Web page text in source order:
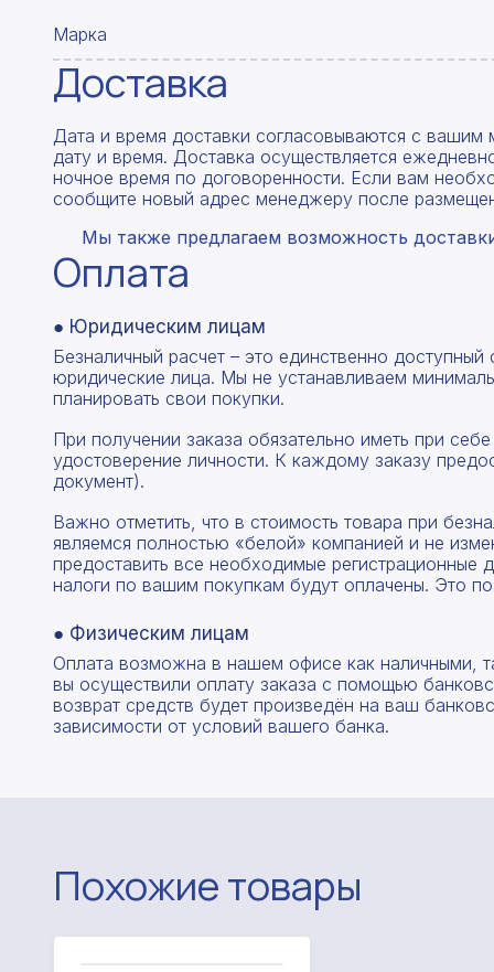
Марка
Доставка
Дата и время доставки согласовываются с
дату и время. Доставка осуществляется
ночное время по договоренности. Если вам
сообщите новый адрес менеджеру после
Мы также предлагаем возможность
Оплата
● Юридическим лицам
Безналичный расчет – это единственно
юридические лица. Мы не устанавливаем
планировать свои покупки.
При получении заказа обязательно иметь при
удостоверение личности. К каждому заказу
документ).
Важно отметить, что в стоимость товара при
являемся полностью «белой» компанией и не
предоставить все необходимые
налоги по вашим покупкам будут оплачены. Это
● Физическим лицам
Оплата возможна в нашем офисе как наличными,
вы осуществили оплату заказа с помощью
возврат средств будет произведён на ваш
зависимости от условий вашего банка.
Похожие товары